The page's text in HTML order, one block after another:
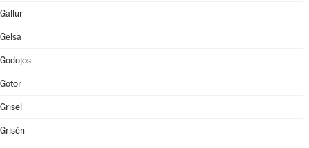
Gallur
Gelsa
Godojos
Gotor
Grisel
Grisén